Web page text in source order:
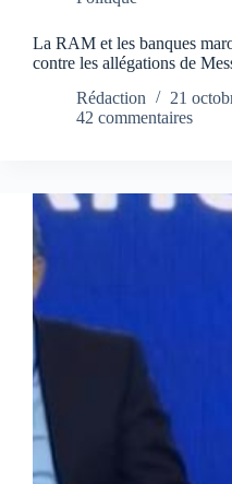
La RAM et les banques
contre les allégations de
Rédaction
21
42 commentaires